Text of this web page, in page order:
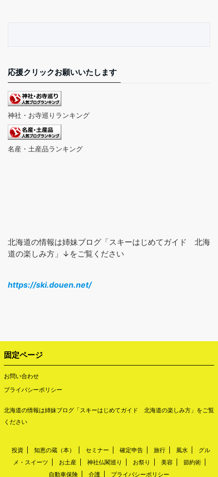
応援クリックお願いいたします
神社・お寺巡りランキング
名産・土産品ランキング
北海道の情報は姉妹ブログ「スキーはじめてガイド 北海
道の楽しみ方」↓をご覧ください
https://ski.douen.net/
固定ページ
お問い合わせ
プライバシーポリシー
北海道の情報は姉妹ブログ「 スキーはじめてガイド 北海道の楽しみ方 」をご覧
ください
投資 知恵の蔵（本） セミナー 確定申告 旅行 風水
グル
メ・スイーツ
お土産 神社仏閣巡り お祭り 美容
節約術
自動車保険
介護 プライバシーポリシー